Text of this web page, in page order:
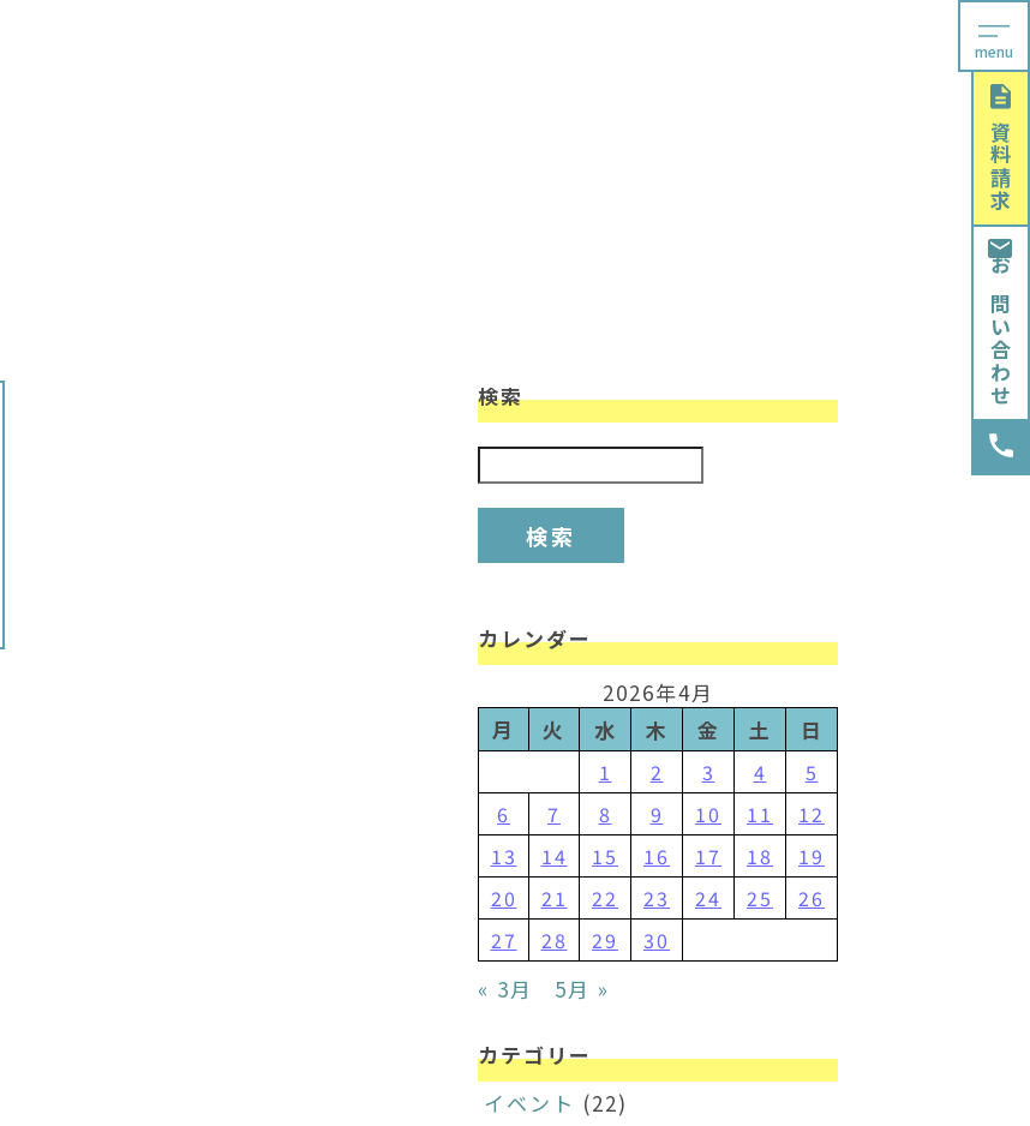
menu
資料請求
お問い合わせ
検索
カレンダー
2026年4月
月
火 水 木 金 土 日
1 2 3 4
5
6
7 8 9 10 11
12
13
14 15 16 17 18
19
20
21 22 23 24 25
26
27
28 29 30
« 3月 5月 »
カテゴリー
イベント (22)